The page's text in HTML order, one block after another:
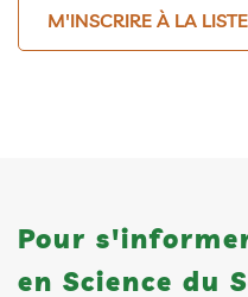
M'INSCRIRE À LA LISTE
Pour
en Science du